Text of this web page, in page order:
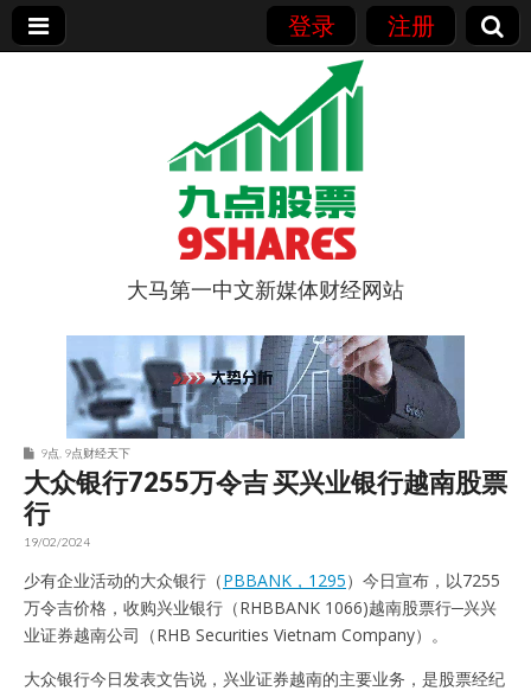
登录 注册
9点股票
大马第一中文新媒体财经网站
9点 9点财经天下
大众银行7255万令吉 买兴业银行越南股票
行
19/02/2024
少有企业活动的大众银行（PBBANK，1295）今日宣布，以7255
万令吉价格，收购兴业银行（RHBBANK 1066)越南股票行─兴兴
业证券越南公司（RHB Securities Vietnam Company）。
大众银行今日发表文告说，兴业证券越南的主要业务，是股票经纪